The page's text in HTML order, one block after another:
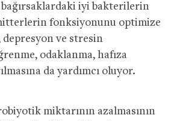
bağırsaklardaki iyi bakterilerin
fonksiyonunu optimize
depresyon ve stresin
odaklanma, hafıza
da yardımcı oluyor.
miktarının azalmasının